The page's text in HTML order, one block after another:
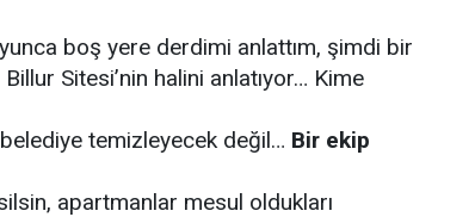
boş yere derdimi anlattım, şimdi bir
Sitesi’nin halini anlatıyor… Kime
temizleyecek değil… Bir ekip
apartmanlar mesul oldukları